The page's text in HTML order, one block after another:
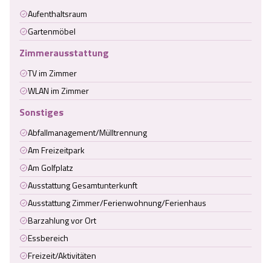
Aufenthaltsraum
Gartenmöbel
Zimmerausstattung
TV im Zimmer
WLAN im Zimmer
Sonstiges
Abfallmanagement/Mülltrennung
Am Freizeitpark
Am Golfplatz
Ausstattung Gesamtunterkunft
Ausstattung Zimmer/Ferienwohnung/Ferienhaus
Barzahlung vor Ort
Essbereich
Freizeit/Aktivitäten